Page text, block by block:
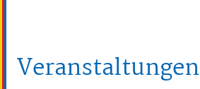
Veranstaltungen